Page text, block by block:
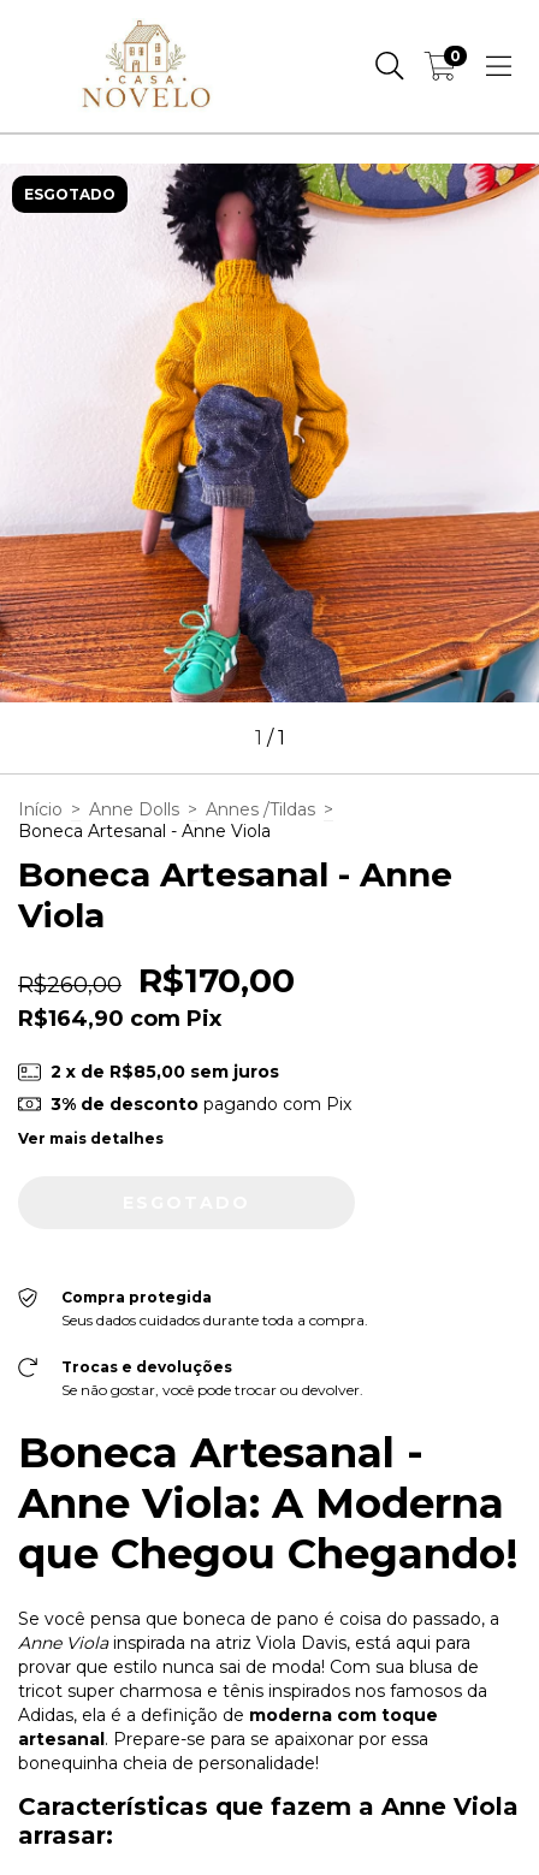
0
ESGOTADO
1 /1
Início > Anne Dolls > Annes /Tildas >
Boneca Artesanal - Anne Viola
Boneca Artesanal - Anne
Viola
R$260,00 R$170,00
R$164,90 com Pix
2 x de R$85,00 sem juros
3% de descontopagando com Pix
Ver mais detalhes
Compra protegida
Seus dados cuidados durante toda a compra.
Trocas e devoluções
Se não gostar, você pode trocar ou devolver.
Boneca Artesanal -
Anne Viola: A Moderna
que Chegou Chegando!
Se você pensa que boneca de pano é coisa do passado, a
Anne Violainspirada na atriz Viola Davis, está aqui para
provar que estilo nunca sai de moda! Com sua blusa de
tricot super charmosa e tênis inspirados nos famosos da
Adidas, ela é a definição de moderna com toque
artesanal. Prepare-se para se apaixonar por essa
bonequinha cheia de personalidade!
Características que fazem a Anne Viola
arrasar: